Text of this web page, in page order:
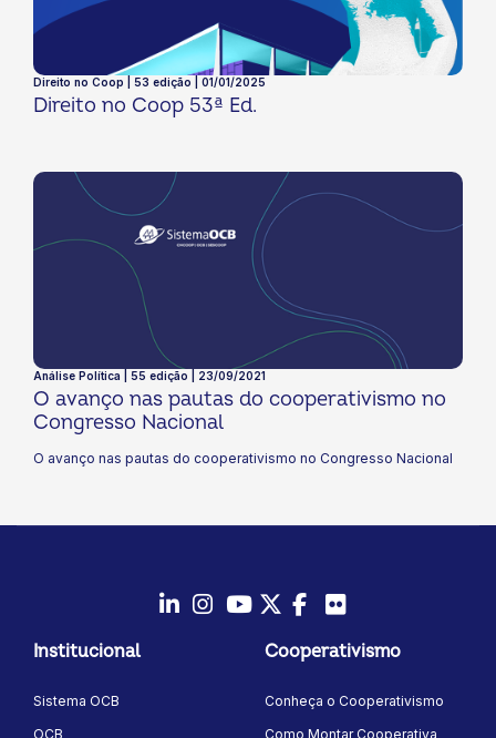
Direito no Coop | 53 edição | 01/01/2025
Direito no Coop 53ª Ed.
Análise Política | 55 edição | 23/09/2021
O avanço nas pautas do cooperativismo no
Congresso Nacional
O avanço nas pautas do cooperativismo no Congresso Nacional
Instagram
YoutubeTwitter/X
Facebook
Institucional
Sistema OCB
OCB
Cooperativismo
Conheça o Cooperativismo
Como Montar Cooperativa